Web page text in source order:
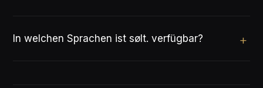
In welchen Sprachen ist sølt. verfügbar?